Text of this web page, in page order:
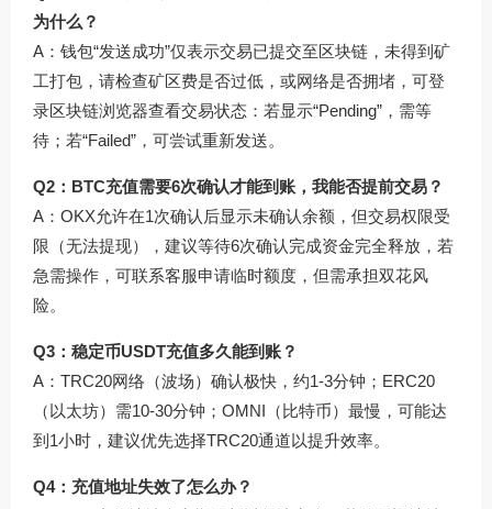
为什么？
A：钱包“发送成功”仅表示交易已提交至区块链，未得到矿
工打包，请检查矿区费是否过低，或网络是否拥堵，可登
录区块链浏览器查看交易状态：若显示“Pending”，需等
待；若“Failed”，可尝试重新发送。
Q2：BTC充值需要6次确认才能到账，我能否提前交易？
A：OKX允许在1次确认后显示未确认余额，但交易权限受
限（无法提现），建议等待6次确认完成资金完全释放，若
急需操作，可联系客服申请临时额度，但需承担双花风
险。
Q3：稳定币USDT充值多久能到账？
A：TRC20网络（波场）确认极快，约1-3分钟；ERC20
（以太坊）需10-30分钟；OMNI（比特币）最慢，可能达
到1小时，建议优先选择TRC20通道以提升效率。
Q4：充值地址失效了怎么办？